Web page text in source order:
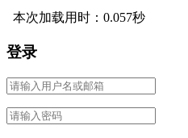
本次加载用时：0.057秒
登录